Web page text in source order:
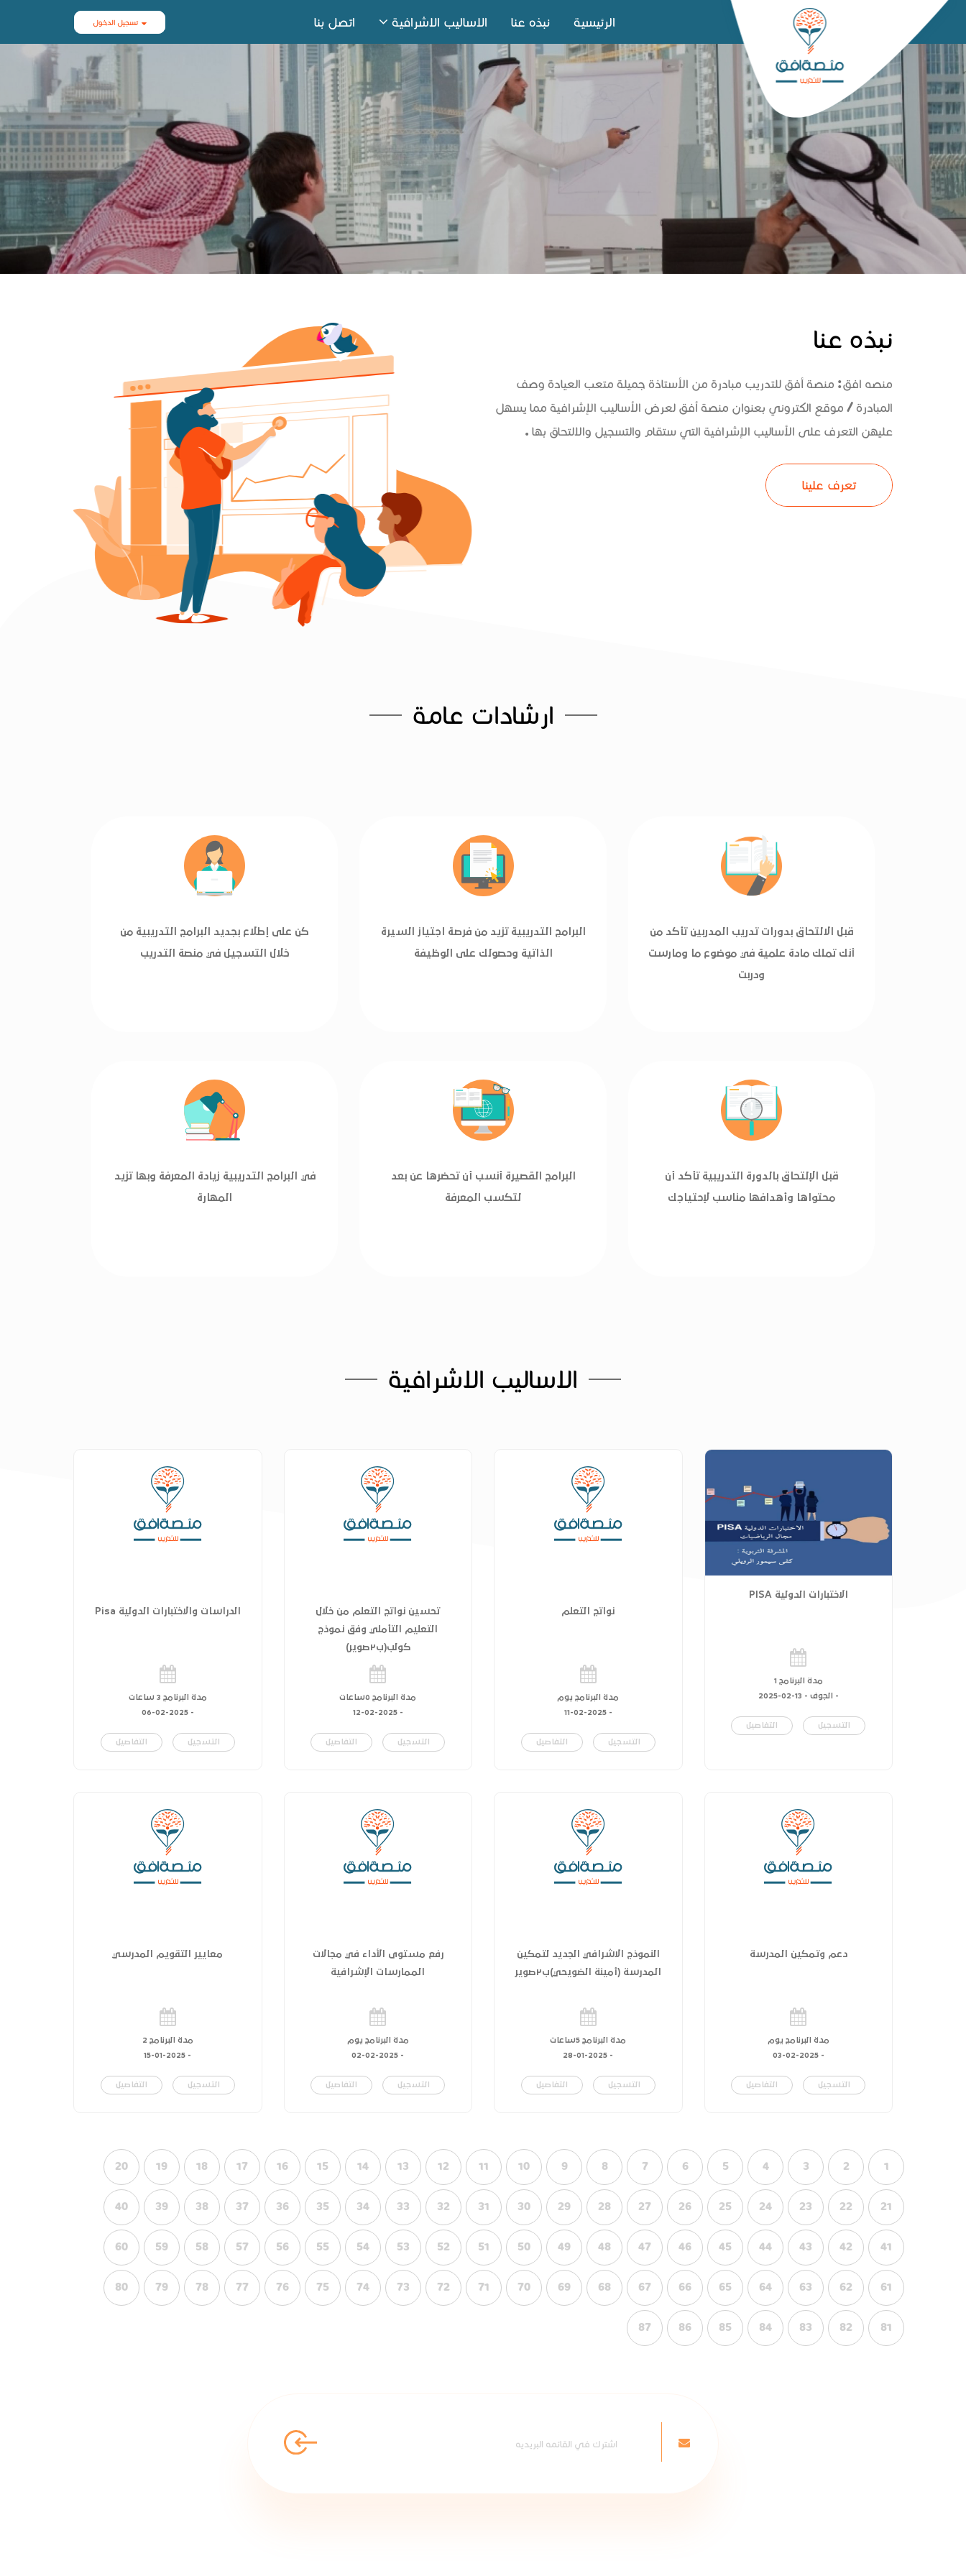
الرئيسية نبذه عنا الاساليب الاشرافية اتصل بنا تسجيل الدخول
نبذه عنا
منصه افق: منصة أفق للتدريب مبادرة من الأستاذة جميلة متعب العيادة وصف
المبادرة / موقع الكتروني بعنوان منصة أفق لعرض الأساليب الإشرافية مما يسهل
عليهن التعرف على الأساليب الإشرافية التي ستقام والتسجيل والالتحاق بها .
تعرف علينا
ارشادات عامة
قبل الالتحاق بدورات تدريب المدربين تأكد من
أنك تملك مادة علمية في موضوع ما ومارست
ودربت
البرامج التدريبية تزيد من فرصة اجتياز السيرة
الذاتية وحصولك على الوظيفة
كن على إطلاع بجديد البرامج التدريبية من
خلال التسجيل في منصة التدريب
قبل الإلتحاق بالدورة التدريبية تأكد أن
محتواها وأهدافها مناسب لإحتياجك
البرامج القصيرة أنسب أن تحضرها عن بعد
لتكسب المعرفة
في البرامج التدريبية زيادة المعرفة وبها تزيد
المهارة
الاساليب الاشرافية
الاختبارات الدولية PISA
مدة البرنامج 1
- الجوف - 13-02-2025
التسجيل التفاصيل
نواتج التعلم
مدة البرنامج يوم
-
11-02-2025
التسجيل التفاصيل
تحسين نواتج التعلم من خلال
التعليم التأملي وفق نموذج
كولب(ب٢صوير)
مدة البرنامج ٥ساعات
-
12-02-2025
التسجيل التفاصيل
الدراسات والاختبارات الدولية Pisa
مدة البرنامج 3 ساعات
-
06-02-2025
التسجيل التفاصيل
دعم وتمكين المدرسة
مدة البرنامج يوم
-
03-02-2025
التسجيل التفاصيل
النموذج الاشرافي الجديد لتمكين
المدرسة (أمينة الضويحي)ب٢صوير
مدة البرنامج 5ساعات
-
28-01-2025
التسجيل التفاصيل
رفع مستوى الأداء في مجالات
الممارسات الإشرافية
مدة البرنامج يوم
-
02-02-2025
التسجيل التفاصيل
معايير التقويم المدرسي
مدة البرنامج 2
-
15-01-2025
التسجيل التفاصيل
1
2
3
4
5
6
7
8
9
10
11
12
13
14
15
16
17
18
19
20
21
22
23
24
25
26
27
28
29
30
31
32
33
34
35
36
37
38
39
40
41
42
43
44
45
46
47
48
49
50
51
52
53
54
55
56
57
58
59
60
61
62
63
64
65
66
67
68
69
70
71
72
73
74
75
76
77
78
79
80
81
82
83
84
85
86
87